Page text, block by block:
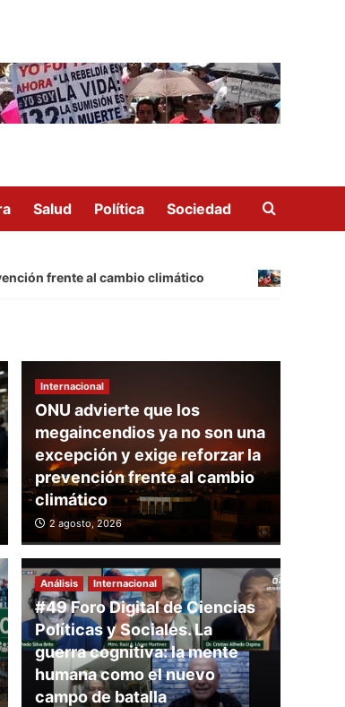
Salud Política Sociedad
frente al cambio climático El T-MEC y
los
no son una
reforzar la
al cambio
Internacional
ONU advierte que los
megaincendios ya no son una
excepción y exige reforzar la
prevención frente al cambio
climático
2 agosto, 2026
Análisis Internacional
#49 Foro Digital de Ciencias
Políticas y Sociales. La
guerra cognitiva: la mente
humana como el nuevo
campo de batalla